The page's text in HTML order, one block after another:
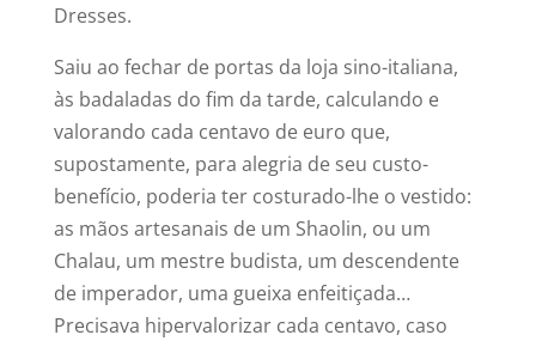
Dresses.
Saiu ao fechar de portas da loja sino-italiana,
às badaladas do fim da tarde, calculando e
valorando cada centavo de euro que,
supostamente, para alegria de seu custo-
benefício, poderia ter costurado-lhe o vestido:
as mãos artesanais de um Shaolin, ou um
Chalau, um mestre budista, um descendente
de imperador, uma gueixa enfeitiçada…
Precisava hipervalorizar cada centavo, caso